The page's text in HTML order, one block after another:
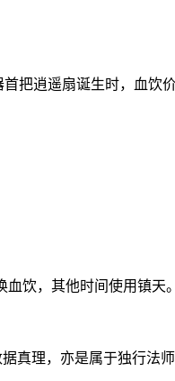
把逍遥扇诞生时，血饮
饮，其他时间使用镇天。
真理，亦是属于独行法师